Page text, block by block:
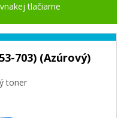
tlačiarne
703) (Azúrový)
toner